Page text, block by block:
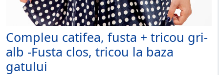
Compleu catifea, fusta + tricou gri-
alb -Fusta clos, tricou la baza
gatului